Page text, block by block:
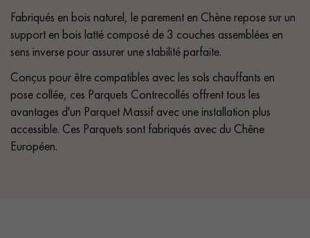
Fabriqués en bois naturel, le parement en Chène repose sur un
support en bois latté composé de 3 couches assemblées en
sens inverse pour assurer une stabilité parfaite.
Conçus pour être compatibles avec les sols chauffants en
pose collée, ces Parquets Contrecollés offrent tous les
avantages d'un Parquet Massif avec une installation plus
accessible. Ces Parquets sont fabriqués avec du Chêne
Européen.